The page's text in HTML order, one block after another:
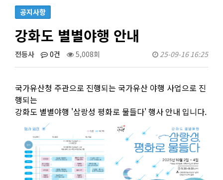
공지사항
강화도 별별야행 안내
전등사 0건 5,008회 25-09-16 16:25
국가유산청 주관으로 진행되는 국가유산 야행 사업으로 진
행되는
강화도 별별야행 '삼랑성 평화로 물들다' 행사 안내 입니다.